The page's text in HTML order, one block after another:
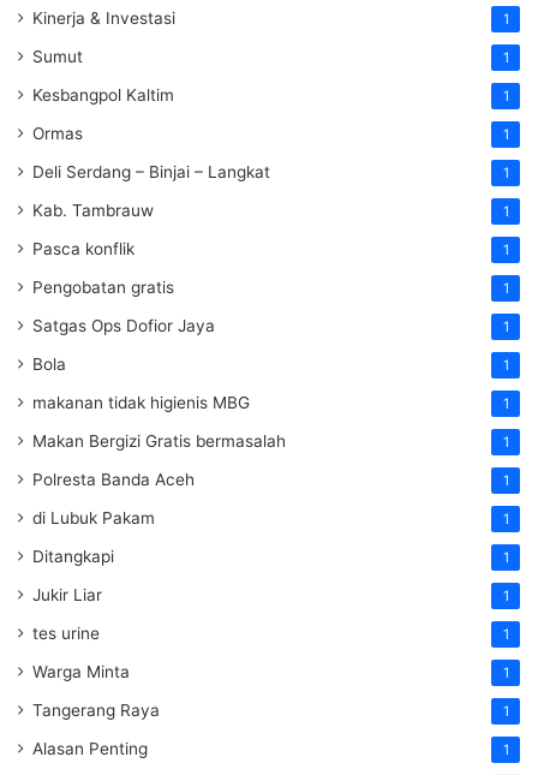
Kinerja & Investasi 1
Sumut 1
Kesbangpol Kaltim 1
Ormas 1
Deli Serdang – Binjai – Langkat 1
Kab. Tambrauw 1
Pasca konflik 1
Pengobatan gratis 1
Satgas Ops Dofior Jaya 1
Bola 1
makanan tidak higienis MBG 1
Makan Bergizi Gratis bermasalah 1
Polresta Banda Aceh 1
di Lubuk Pakam 1
Ditangkapi 1
Jukir Liar 1
tes urine 1
Warga Minta 1
Tangerang Raya 1
Alasan Penting 1